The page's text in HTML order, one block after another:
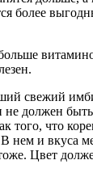
более
свежий
не должен
того, что
В нем и вкуса
Цвет